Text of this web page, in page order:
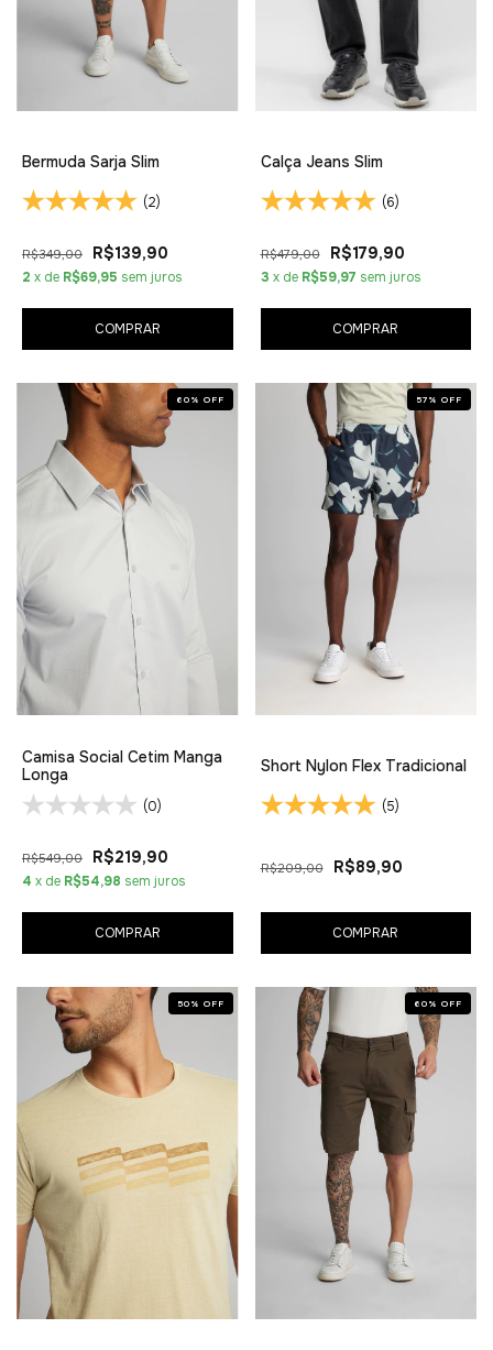
Bermuda Sarja Slim
(2)
R$349,00 R$139,90
2 x de R$69,95 sem juros
COMPRAR
Calça Jeans Slim
(6)
R$479,00 R$179,90
3 x de R$59,97 sem juros
COMPRAR
60 % OFF
Camisa Social Cetim Manga
Longa
(0)
R$549,00 R$219,90
4 x de R$54,98 sem juros
COMPRAR
57 % OFF
Short Nylon Flex Tradicional
(5)
R$209,00 R$89,90
COMPRAR
50 % OFF 60 % OFF